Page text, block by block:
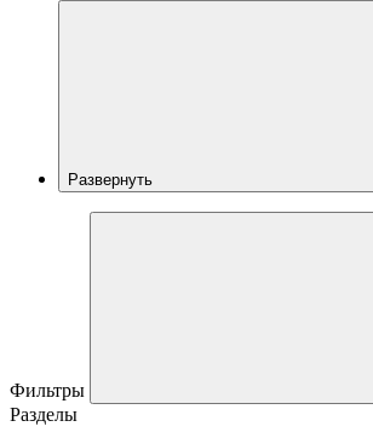
Развернуть
Фильтры
Разделы